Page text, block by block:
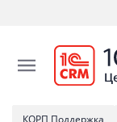
КОРП Поддержка